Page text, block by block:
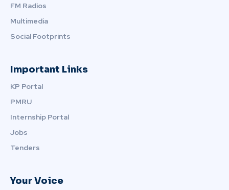
FM Radios
Multimedia
Social Footprints
Important Links
KP Portal
PMRU
Internship Portal
Jobs
Tenders
Your Voice